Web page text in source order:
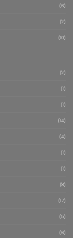
(6)
(2)
(10)
(2)
(1)
(1)
(14)
(4)
(1)
(1)
(8)
(17)
(5)
(6)